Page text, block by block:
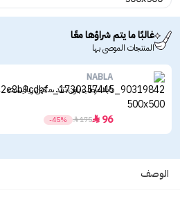
غالبًا ما يتم شراؤها معًا
المنتجات الموصى بها
NABLA
نابلا مرطب بلون تنتد سكين رياليست
96

175

-45%
الوصف